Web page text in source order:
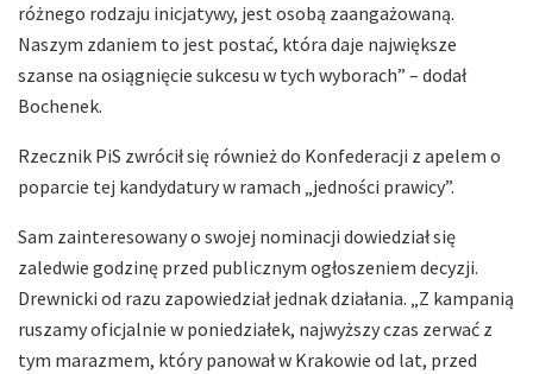
różnego rodzaju inicjatywy, jest osobą zaangażowaną.
Naszym zdaniem to jest postać, która daje największe
szanse na osiągnięcie sukcesu w tych wyborach” – dodał
Bochenek.
Rzecznik PiS zwrócił się również do Konfederacji z apelem o
poparcie tej kandydatury w ramach „jedności prawicy”.
Sam zainteresowany o swojej nominacji dowiedział się
zaledwie godzinę przed publicznym ogłoszeniem decyzji.
Drewnicki od razu zapowiedział jednak działania. „Z kampanią
ruszamy oficjalnie w poniedziałek, najwyższy czas zerwać z
tym marazmem, który panował w Krakowie od lat, przed